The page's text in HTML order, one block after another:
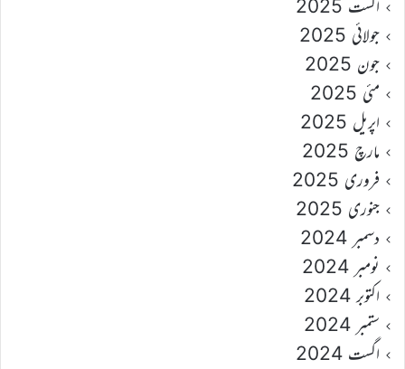
اگست 2025
جولائی 2025
جون 2025
مئی 2025
اپریل 2025
مارچ 2025
فروری 2025
جنوری 2025
دسمبر 2024
نومبر 2024
اکتوبر 2024
ستمبر 2024
اگست 2024